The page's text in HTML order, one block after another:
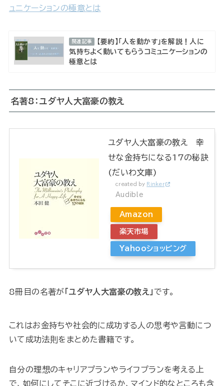
ュニケーションの極意とは
関連記事
【要約】「人を動かす」を解説！人に
気持ちよく動いてもらうコミュニケーションの
極意とは
名著8：ユダヤ人大富豪の教え
ユダヤ人大富豪の教え 幸
せな金持ちになる17の秘訣
(だいわ文庫)
created by Rinker
Audible
Amazon
楽天市場
Yahooショッピング
8冊目の名著が「ユダヤ人大富豪の教え」 です。
これはお金持ちや社会的に成功する人の思考や言動につ
いて成功法則をまとめた書籍です。
自分の理想のキャリアプランやライフプランを考える上
で、如何にしてそこに近づけるか、マインド的なところも含